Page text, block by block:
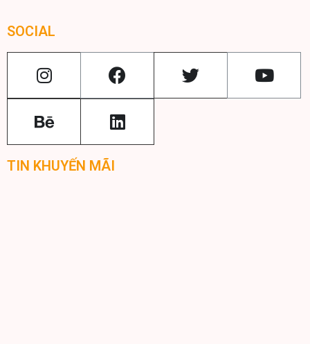
SOCIAL
TIN KHUYẾN MÃI